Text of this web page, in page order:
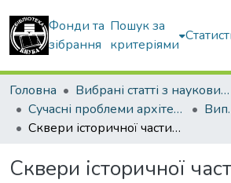
Фонди та
зібрання
Пошук за
критеріями
Головна
Вибрані статті з наукових збірників КНУБА
Сучасні проблеми архітектури та містобудування
Сквери історичної частини Києва
Сквери історичної